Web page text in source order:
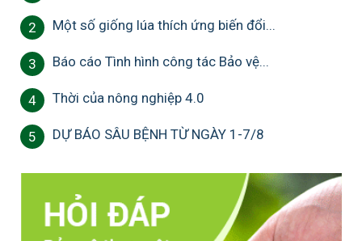
2 Một số giống lúa thích ứng biến đổi...
3 Báo cáo Tình hình công tác Bảo vệ...
4 Thời của nông nghiệp 4.0
5 DỰ BÁO SÂU BỆNH TỪ NGÀY 1-7/8